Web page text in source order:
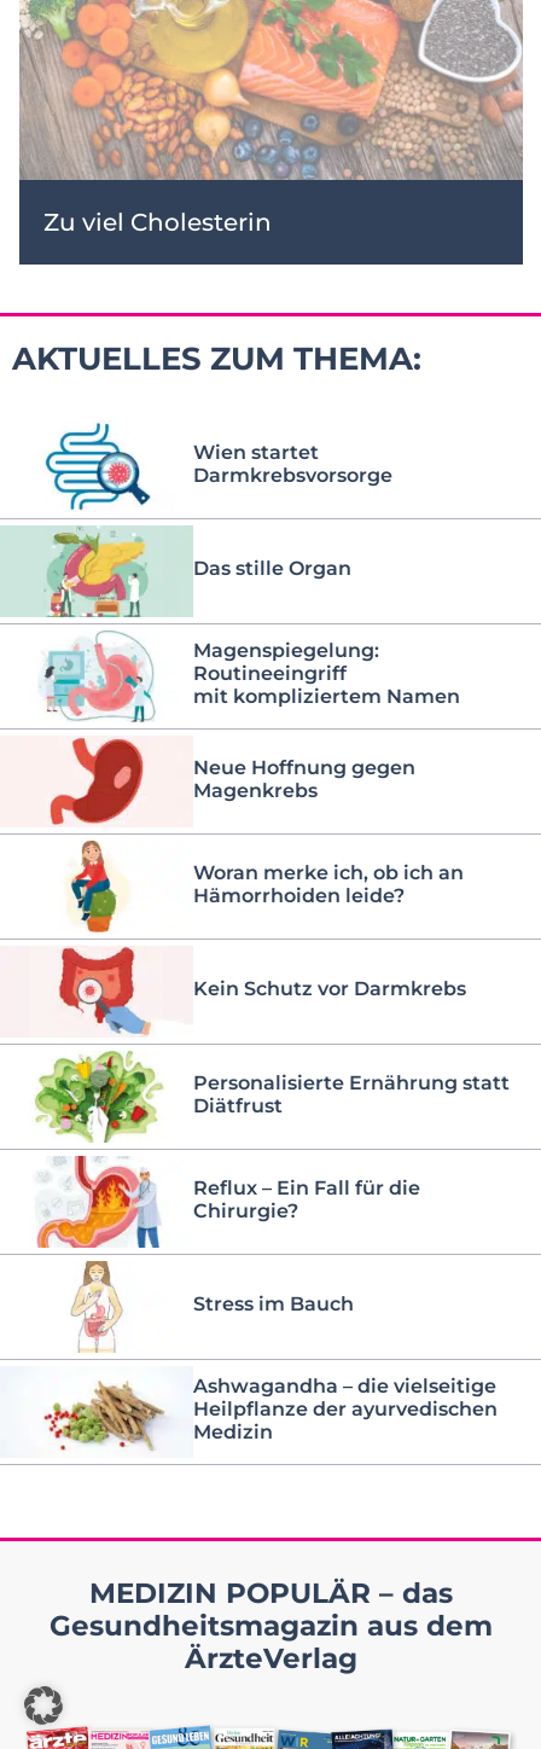
Zu viel Cholesterin
AKTUELLES ZUM THEMA:
Wien startet
Darmkrebsvorsorge
Das stille Organ
Magenspiegelung:
Routineeingriff
mit kompliziertem Namen
Neue Hoffnung gegen
Magenkrebs
Woran merke ich, ob ich an
Hämorrhoiden leide?
Kein Schutz vor Darmkrebs
Personalisierte Ernährung statt
Diätfrust
Reflux – Ein Fall für die
Chirurgie?
Stress im Bauch
Ashwagandha – die vielseitige
Heilpflanze der ayurvedischen
Medizin
MEDIZIN POPULÄR – das
Gesundheitsmagazin aus dem
ÄrzteVerlag